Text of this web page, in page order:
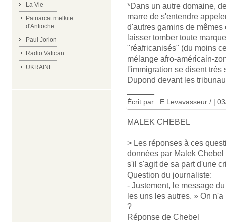
La Vie
Patriarcat melkite
d'Antioche
Paul Jorion
Radio Vatican
UKRAINE
*Dans un autre domaine,
marre de s'entendre
d'autres gamins de
laisser tomber toute
"réafricanisés" (du moins
mélange afro-américain-
l'immigration se disent
Dupond devant les
Écrit par : E Levavasseur / |
MALEK CHEBEL
> Les réponses à ces
données par Malek
s'il s'agit de sa part d'une
Question du journaliste:
- Justement, le message
les uns les autres. » On
?
Réponse de Chebel